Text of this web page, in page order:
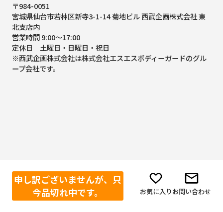
申し訳ございませんが、只
今品切れ中です。
お気に入りお問い合わせ
〒984-0051
宮城県仙台市若林区新寺3-1-14 菊地ビル 西武企画株式会社 東
北支店内
営業時間 9:00～17:00
定休日 土曜日・日曜日・祝日
※西武企画株式会社は株式会社エスエスボディーガードのグル
ープ会社です。